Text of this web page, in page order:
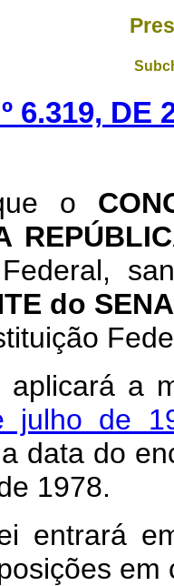
6.319, DE
o
do
aplicará a
de
data do
1978.
entrará
em